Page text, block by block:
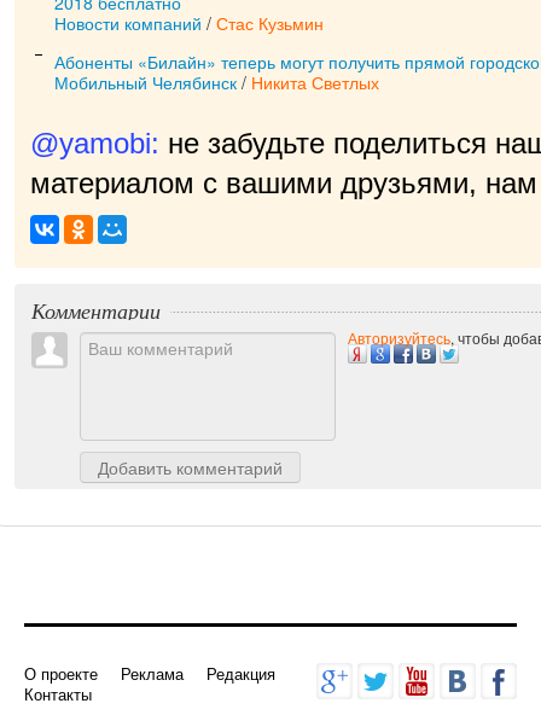
Новости компаний / Стас Кузьмин
Абоненты «Билайн» теперь могут получить прямой
Мобильный Челябинск / Никита Светлых
@yamobi: не забудьте поделиться
материалом с вашими друзьями,
Комментарии
Добавить комментарий
Авторизуйтесь, чтобы
О проекте Реклама
Редакция
Контакты